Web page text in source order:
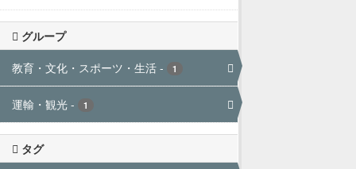
グループ
教育・文化・スポーツ・生活 - 1
運輸・観光 - 1
タグ